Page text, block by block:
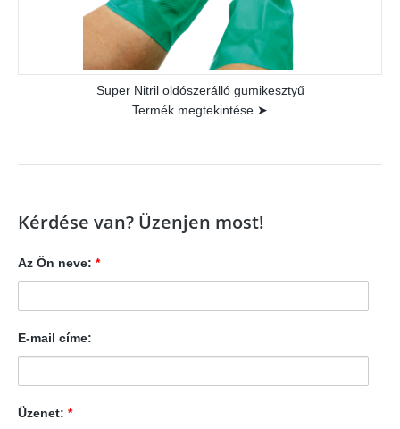
Super Nitril oldószerálló gumikesztyű
Termék megtekintése ➤
Kérdése van? Üzenjen most!
Az Ön neve: *
E-mail címe:
Üzenet: *